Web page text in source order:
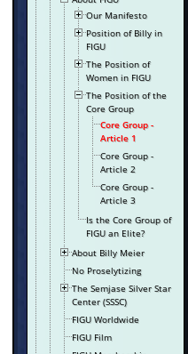
Our Manifesto
Position of Billy in
FIGU
The Position of
Women in FIGU
The Position of the
Core Group
Core Group -
Article 1
Core Group -
Article 2
Core Group -
Article 3
Is the Core Group of
FIGU an Elite?
About Billy Meier
No Proselytizing
The Semjase Silver Star
Center (SSSC)
FIGU Worldwide
FIGU Film